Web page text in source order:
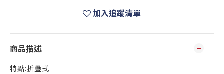
加入追蹤清單
商品描述
特點:折疊式